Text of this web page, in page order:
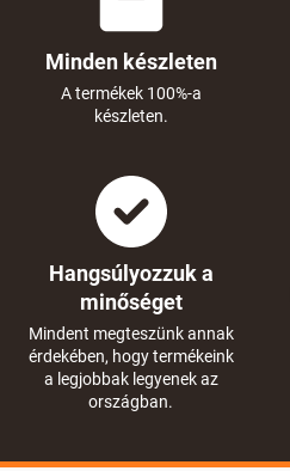
Minden készleten
A termékek 100%-a
készleten.
Hangsúlyozzuk a
minőséget
Mindent megteszünk annak
érdekében, hogy termékeink
a legjobbak legyenek az
országban.